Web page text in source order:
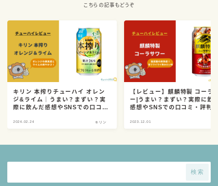
こちらの記事もどうぞ
キリン 本搾りチューハイ オレン
ジ&ライム｜うまい？まずい？実
際に飲んだ感想やSNSでの口コ
2024.02.24 キリン
【レビュー】麒麟特製 コーラ
ー|うまい？まずい？実際に飲
感想やSNSでの口コミ・評判
2023.12.01
検索
缶チューハイの売れ筋ランキングはこちら